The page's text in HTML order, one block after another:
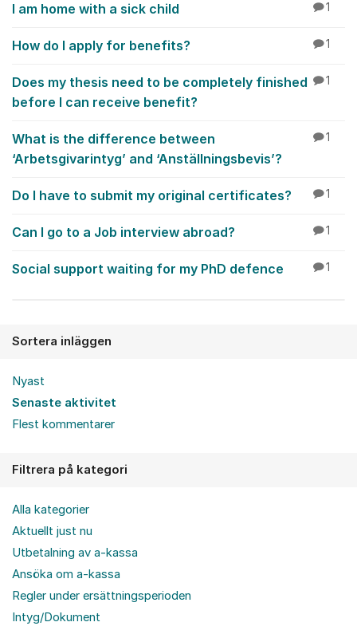
I am home with a sick child 1
How do I apply for benefits? 1
Does my thesis need to be completely finished
before I can receive benefit?
1
What is the difference between
‘Arbetsgivarintyg’ and ‘Anställningsbevis’?
1
Do I have to submit my original certificates? 1
Can I go to a Job interview abroad? 1
Social support waiting for my PhD defence 1
Sortera inläggen
Nyast
Senaste aktivitet
Flest kommentarer
Filtrera på kategori
Alla kategorier
Aktuellt just nu
Utbetalning av a-kassa
Ansöka om a-kassa
Regler under ersättningsperioden
Intyg/Dokument